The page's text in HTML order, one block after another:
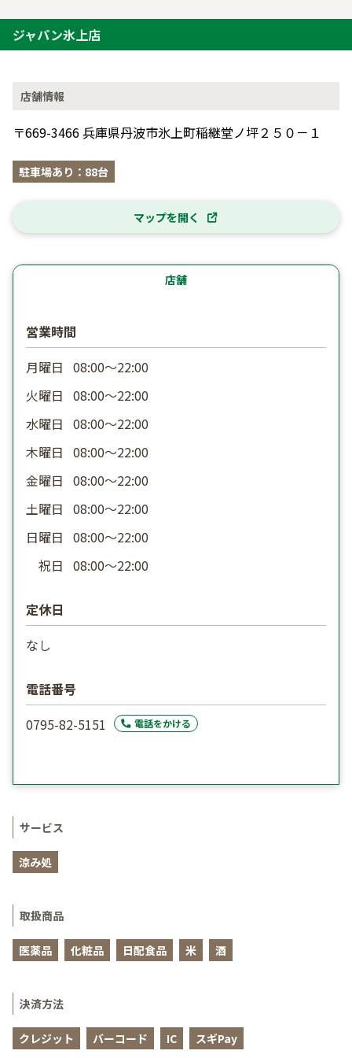
ジャパン氷上店
店舗情報
〒669-3466 兵庫県丹波市氷上町稲継堂ノ坪２５０－１
駐車場あり：88台
マップを開く
店舗
営業時間
月曜日 08:00〜22:00
火曜日 08:00〜22:00
水曜日 08:00〜22:00
木曜日 08:00〜22:00
金曜日 08:00〜22:00
土曜日 08:00〜22:00
日曜日 08:00〜22:00
祝日 08:00〜22:00
定休日
なし
電話番号
0795-82-5151
電話をかける
サービス
涼み処
取扱商品
医薬品 化粧品 日配食品 米 酒
決済方法
クレジット バーコード IC スギPay